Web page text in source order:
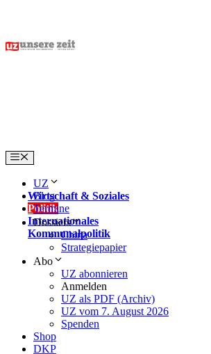
content
Menu
UZ
Wirtschaft & Soziales
Politik
Internationales
Kommunalpolitik
Blog
Termine
Dossiers
China
Strategiepapier
Abo
UZ abonnieren
Anmelden
UZ als PDF (Archiv)
UZ vom 7. August 2026
Spenden
Shop
DKP